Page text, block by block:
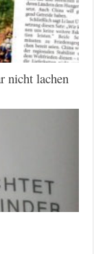
nicht lachen